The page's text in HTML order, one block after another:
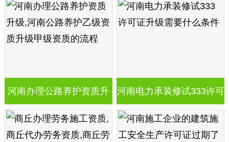
河南办理公路养护资质升
级,河南公路养护乙级资质
河南电力承装修试333许可
证升级需要什么条件